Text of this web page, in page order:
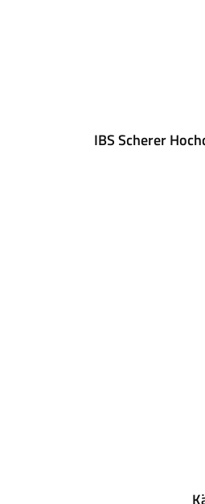
IBS Scherer